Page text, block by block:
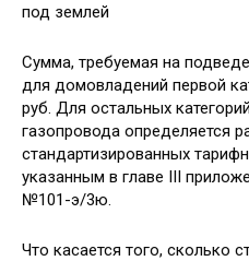
под землей
Сумма, требуемая на
для домовладений первой
руб. Для остальных
газопровода определяется
стандартизированных
указанным в главе III
№101-э/3ю.
Что касается того, сколько